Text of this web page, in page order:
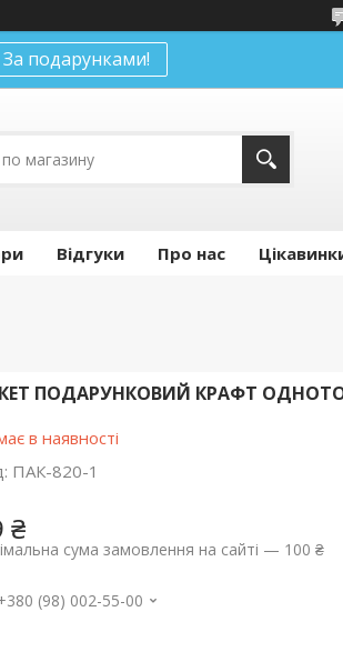
За подарунками!
Відгуки Про нас
ПОДАРУНКОВИЙ КРАФТ
в наявності
ПАК-820-1
₴
сума замовлення на сайті — 100 ₴
(98) 002-55-00